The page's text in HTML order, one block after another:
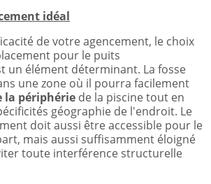
idéal
de votre agencement, le choix
pour le puits
un élément déterminant. La fosse
une zone où il pourra facilement
la périphérie de la piscine tout en
géographie de l'endroit. Le
doit aussi être accessible pour le
mais aussi suffisamment éloigné
toute interférence structurelle